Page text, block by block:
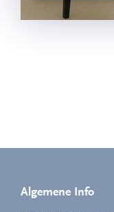
Algemene Info